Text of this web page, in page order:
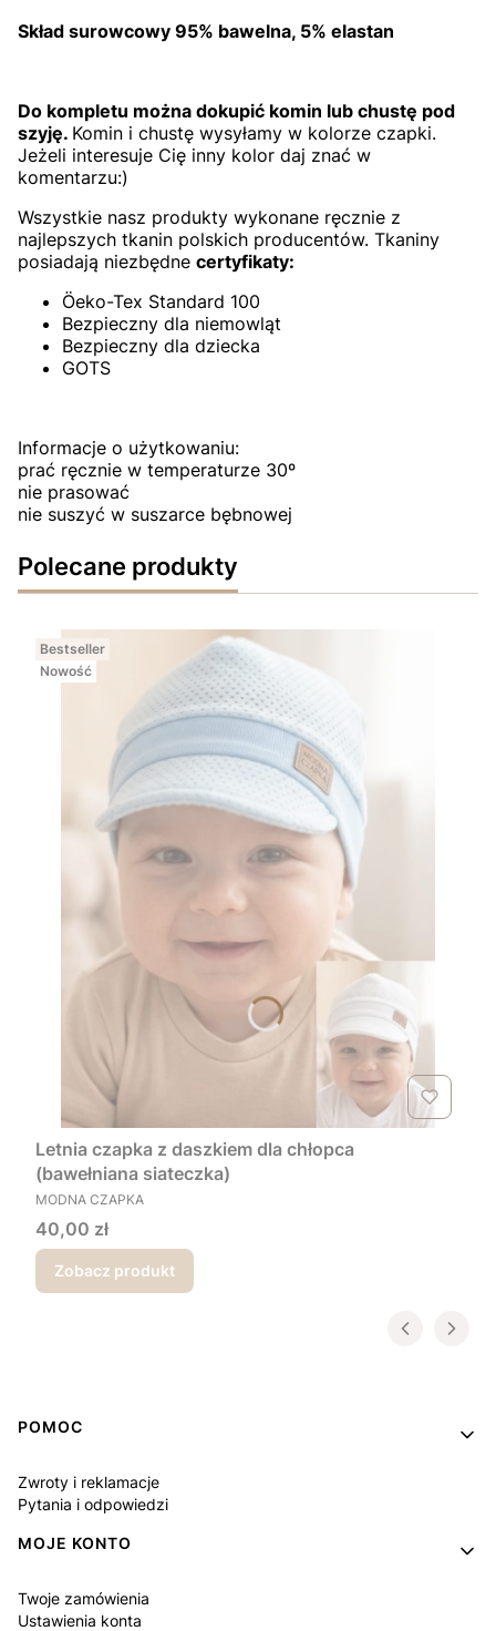
Skład surowcowy 95% bawelna, 5% elastan
Do kompletu można dokupić komin lub chustę pod
szyję. Komin i chustę wysyłamy w kolorze czapki.
Jeżeli interesuje Cię inny kolor daj znać w
komentarzu:)
Wszystkie nasz produkty wykonane ręcznie z
najlepszych tkanin polskich producentów. Tkaniny
posiadają niezbędne certyfikaty:
Öeko-Tex Standard 100
Bezpieczny dla niemowląt
Bezpieczny dla dziecka
GOTS
Informacje o użytkowaniu:
prać ręcznie w temperaturze 30º
nie prasować
nie suszyć w suszarce bębnowej
Polecane produkty
Bestseller
Nowość
Letnia czapka z daszkiem dla chłopca
(bawełniana siateczka)
PRODUCENT
MODNA CZAPKA
Cena
40,00 zł
Zobacz produkt
Linki w stopce
POMOC
Zwroty i reklamacje
Pytania i odpowiedzi
MOJE KONTO
Twoje zamówienia
Ustawienia konta